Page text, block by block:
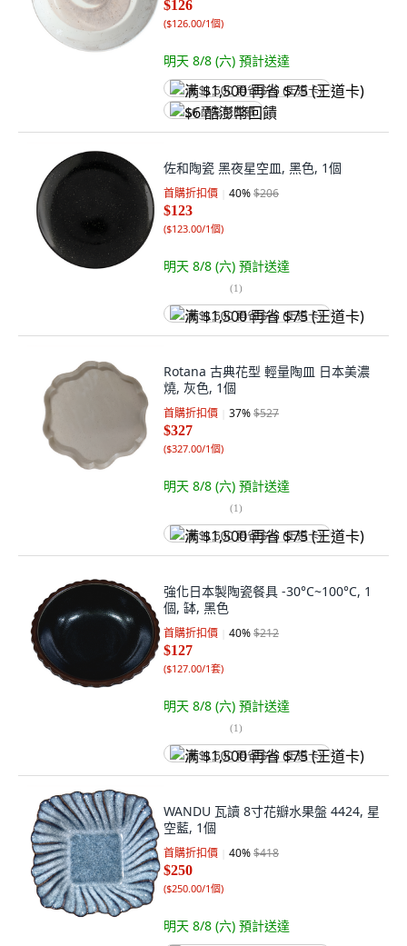
$126
($126.00/1個)
明天 8/8 (六) 預計送達
满 $1,500 再省 $75 (王道卡)
$6 酷澎幣回饋
佐和陶瓷 黑夜星空皿, 黑色, 1個
首購折扣價 40%$206
$123
($123.00/1個)
明天 8/8 (六) 預計送達
(1)
满 $1,500 再省 $75 (王道卡)
Rotana 古典花型 輕量陶皿 日本美濃
燒, 灰色, 1個
首購折扣價 37%$527
$327
($327.00/1個)
明天 8/8 (六) 預計送達
(1)
满 $1,500 再省 $75 (王道卡)
強化日本製陶瓷餐具 -30°C~100°C, 1
個, 缽, 黑色
首購折扣價 40%$212
$127
($127.00/1套)
明天 8/8 (六) 預計送達
(1)
满 $1,500 再省 $75 (王道卡)
WANDU 瓦讀 8寸花瓣水果盤 4424, 星
空藍, 1個
首購折扣價 40%$418
$250
($250.00/1個)
明天 8/8 (六) 預計送達